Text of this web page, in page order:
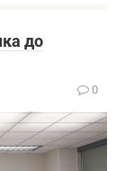
до
0